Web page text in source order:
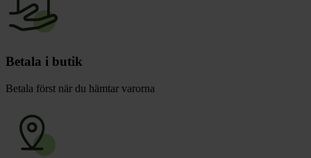
Betala i butik
Betala först när du hämtar varorna